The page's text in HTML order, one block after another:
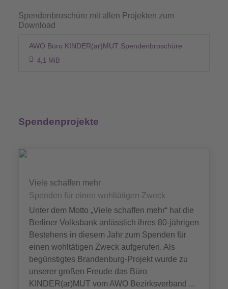
Spendenbroschüre mit allen Projekten zum
Download
AWO Büro KINDER(ar)MUT Spendenbroschüre
4,1 MiB
Spendenprojekte
Viele schaffen mehr
Spenden für einen wohltätigen Zweck
Unter dem Motto „Viele schaffen mehr“ hat die
Berliner Volksbank anlässlich ihres 80-jährigen
Bestehens in diesem Jahr zum Spenden für
einen wohltätigen Zweck aufgerufen. Als
begünstigtes Brandenburg-Projekt wurde zu
unserer großen Freude das Büro
KINDER(ar)MUT vom AWO Bezirksverband ...